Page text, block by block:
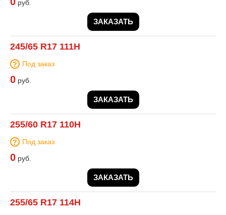
руб.
ЗАКАЗАТЬ
245/65 R17 111H
Под заказ
0 руб.
ЗАКАЗАТЬ
255/60 R17 110H
Под заказ
0 руб.
ЗАКАЗАТЬ
255/65 R17 114H